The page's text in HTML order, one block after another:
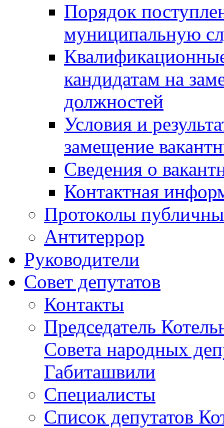
Порядок
муниципальную
кандидатам на
должностей
Условия и
замещение
Сведения о
Контактная
Протоколы
Антитеррор
Руководители
Совет депутатов
Контакты
Председатель
Совета народных
Габиташвили
Специалисты
Список депутатов